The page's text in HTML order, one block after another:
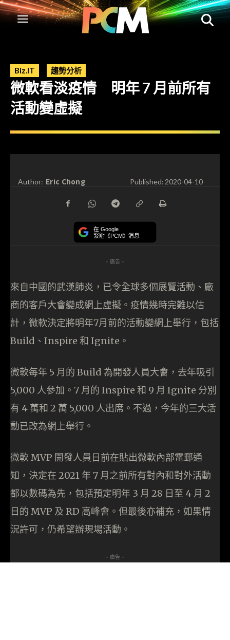
Biz.IT 趨勢分析
微軟看淡疫情 明年 7 月前所有
活動變虛擬
Author: Eric Chong Published:2020-04-10
在 Google
緊貼《PCM》消息
- 廣告 -
來自中國的武漢肺炎，已令全球多個展覽活動、廠
商的客戶大會變成網上虛擬。疫情幾時完難以估
計，微軟決定將明年7月前的活動變網上舉行，包括
Build、Inspire 和 Ignite。
微軟每年 5 月的 Build 為開發人員大會，去年吸引
5,000 人參加。7 月的 Inspire 和 9 月 Ignite 分別
有 4 萬和 2 萬 5,000 人出席。不過，今年的三大活
動已改為網上舉行。
微軟 MVP 開發人員日前在貼出微軟內部電郵通
知，決定在 2021 年 7 月之前所有對內和對外活動
都以數碼為先，包括預定明年 3 月 28 日至 4 月 2
日的 MVP 及 RD 高峰會。但最後亦補充，如果情
況許可，仍希望辦現場活動。
- 廣告 -